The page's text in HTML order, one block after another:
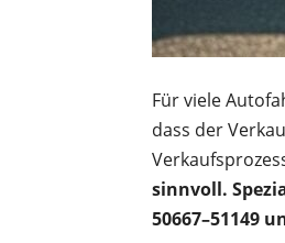
Für viele
dass der
sinnvoll.
50667–51149